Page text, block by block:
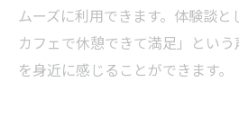
ムーズに利用できます。体験談
カフェで休憩できて満足」とい
を身近に感じることができます。